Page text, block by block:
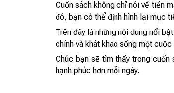
Cuốn sách không chỉ nói về tiền
đó, bạn có thể định hình lại mục
Trên đây là những nội dung nổi
chính và khát khao sống một
Chúc bạn sẽ tìm thấy trong
hạnh phúc hơn mỗi ngày.